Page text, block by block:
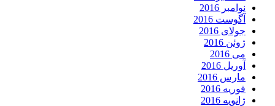
نوامبر 2016
آگوست 2016
جولای 2016
ژوئن 2016
می 2016
آوریل 2016
مارس 2016
فوریه 2016
ژانویه 2016